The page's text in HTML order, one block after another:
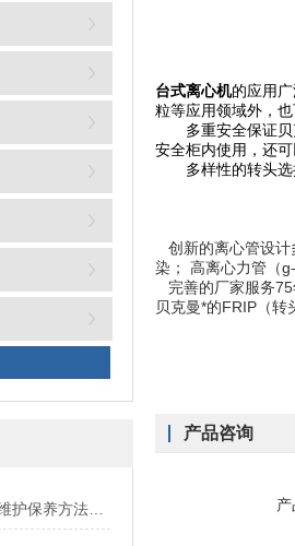
台式离心机的应用
粒等应用领域外，
多重安全保证贝克
安全柜内使用，还
多样性的转头选择
创新的离心管设计
染； 高离心力管（
完善的厂家服务
贝克曼*的FRIP（
产品咨询